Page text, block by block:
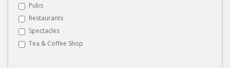
Pubs
Restaurants
Spectacles
Tea & Coffee Shop